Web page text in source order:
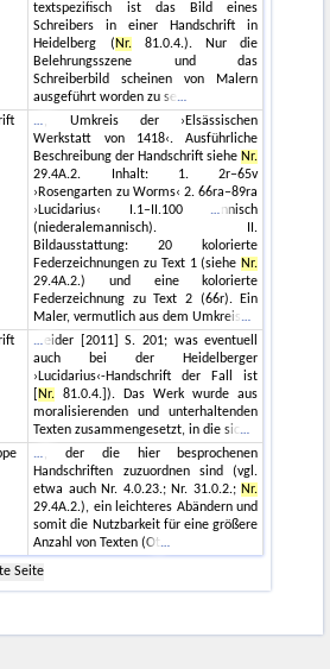
textspezifisch ist das Bild eines
Schreibers in einer Handschrift in
Heidelberg (Nr.81.0.4.). Nur die
Belehrungsszene und das
Schreiberbild scheinen von Malern
ausgeführt worden zu se
, Umkreis der ›Elsässischen
Werkstatt von 1418‹. Ausführliche
Beschreibung der Handschrift siehe Nr.
29.4A.2. Inhalt: 1. 2r–65v
›Rosengarten zu Worms‹ 2. 66ra–89ra
›Lucidarius‹ I.1–II.100
nnisch
(niederalemannisch). II.
Bildausstattung: 20 kolorierte
Federzeichnungen zu Text 1 (siehe Nr.
29.4A.2.) und eine kolorierte
Federzeichnung zu Text 2 (66r). Ein
Maler, vermutlich aus dem Umkreis
eider [2011] S. 201; was eventuell
auch bei der Heidelberger
›Lucidarius‹-Handschrift der Fall ist
Nr. 81.0.4.]). Das Werk wurde aus
moralisierenden und unterhaltenden
Texten zusammengesetzt, in die sic
, der die hier besprochenen
Handschriften zuzuordnen sind (vgl.
etwa auch Nr. 4.0.23.; Nr. 31.0.2.; Nr.
29.4A.2.), ein leichteres Abändern und
somit die Nutzbarkeit für eine größere
Anzahl von Texten (Ot
Seite